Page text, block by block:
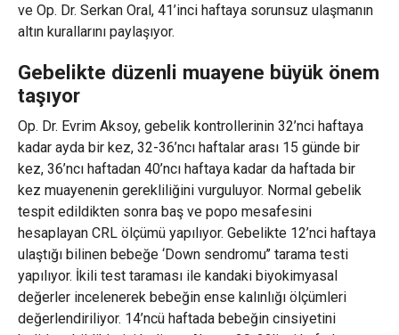
ve Op. Dr. Serkan Oral, 41’inci haftaya sorunsuz ulaşmanın
altın kurallarını paylaşıyor.
Gebelikte düzenli muayene büyük önem
taşıyor
Op. Dr. Evrim Aksoy, gebelik kontrollerinin 32’nci haftaya
kadar ayda bir kez, 32-36’ncı haftalar arası 15 günde bir
kez, 36’ncı haftadan 40’ncı haftaya kadar da haftada bir
kez muayenenin gerekliliğini vurguluyor. Normal gebelik
tespit edildikten sonra baş ve popo mesafesini
hesaplayan CRL ölçümü yapılıyor. Gebelikte 12’nci haftaya
ulaştığı bilinen bebeğe ‘Down sendromu’’ tarama testi
yapılıyor. İkili test taraması ile kandaki biyokimyasal
değerler incelenerek bebeğin ense kalınlığı ölçümleri
değerlendiriliyor. 14’ncü haftada bebeğin cinsiyetini